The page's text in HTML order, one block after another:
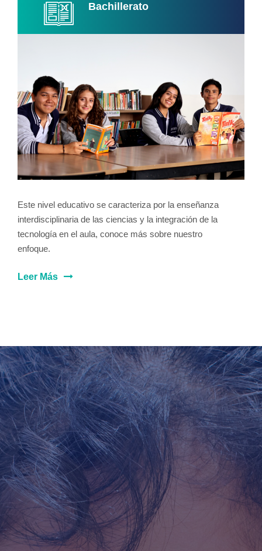
Bachillerato
Este nivel educativo se caracteriza por la enseñanza
interdisciplinaria de las ciencias y la integración de la
tecnología en el aula, conoce más sobre nuestro
enfoque.
Leer Más
Nos enfocamos en brindar un servicio
integral.
Somos una Escuela Cambridge reconocida por
proveer los más altos estándares en educación y